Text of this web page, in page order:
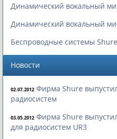
Динамический вокальный
Динамический вокальный
Беспроводные системы
Новости
02.07.2012 Фирма Shure
радиосистем
03.05.2012 Фирма Shure
для радиосистем UR3